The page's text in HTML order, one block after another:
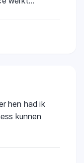
hen had ik
kunnen